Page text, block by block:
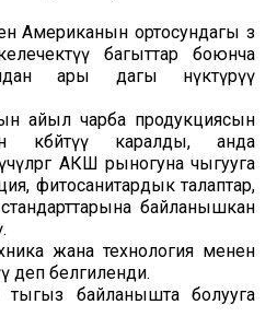
Американын ортосундагы өз
багыттар боюнча
ары дагы өнүктүрүү
айыл чарба продукциясын
көбөйтүү каралды, анда
АКШ рыногуна чыгууга
фитосанитардык талаптар,
байланышкан
жана технология менен
деп белгиленди.
тыгыз байланышта болууга